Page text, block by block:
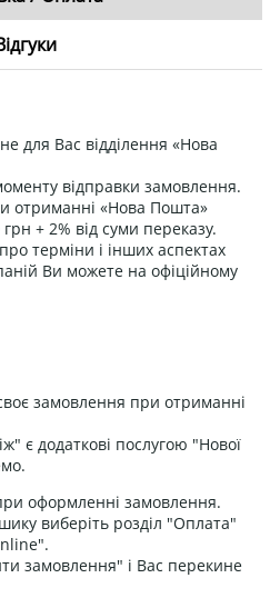
для Вас відділення «Нова
відправки замовлення.
отриманні «Нова Пошта»
грн + 2% від суми переказу.
терміни і інших аспектах
Ви можете на офіційному
замовлення при отриманні
є додаткові послугою "Нової
оформленні замовлення.
виберіть розділ "Оплата"
замовлення" і Вас перекине